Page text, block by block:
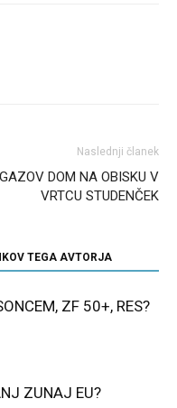
Naslednji članek
DOM NA OBISKU V
VRTCU STUDENČEK
TEGA AVTORJA
ZF 50+, RES?
ZUNAJ EU?